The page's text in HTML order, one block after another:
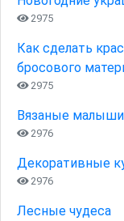
2975
Как сделать
бросового
2975
Вязаные малыши
2976
Декоративные
2976
Лесные чудеса